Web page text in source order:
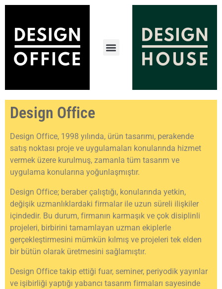
Design Office
Design Office, 1998 yılında, ürün tasarımı, perakende
satış noktası proje ve uygulamaları konularında hizmet
vermek üzere kurulmuş, zamanla tüm tasarım ve
uygulama konularına yoğunlaşmıştır.
Design Office; beraber çalıştığı, konularında yetkin,
değişik uzmanlıklardaki firmalar ile uzun süreli ilişkiler
içindedir. Bu durum, firmanın karmaşık ve çok disiplinli
projeleri, birbirini tamamlayan uzman ekiplerle
gerçekleştirmesini mümkün kılmış ve projeleri tek elden
bir bütün olarak üretmesini sağlamıştır.
Design Office takip ettiği fuar, seminer, periyodik yayınlar
ve işibirliği yaptığı yabancı tasarım firmaları sayesinde